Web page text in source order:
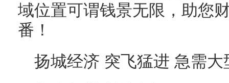
域位置可谓钱景无限，助您
番！
扬城经济 突飞猛进 急需大